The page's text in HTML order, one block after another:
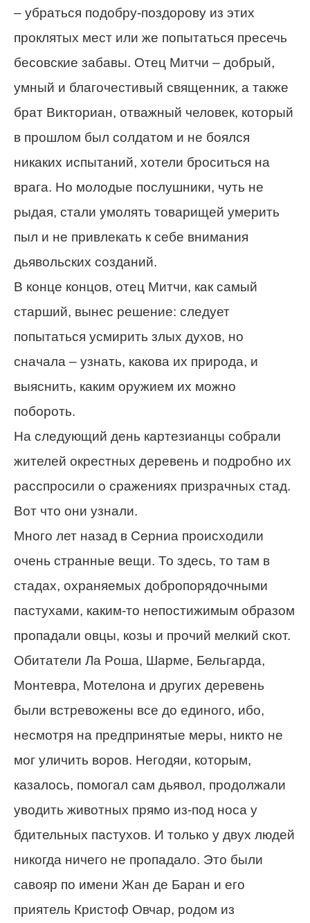
– убраться подобру-поздорову из этих
проклятых мест или же попытаться пресечь
бесовские забавы. Отец Митчи – добрый,
умный и благочестивый священник, а также
брат Викториан, отважный человек, который
в прошлом был солдатом и не боялся
никаких испытаний, хотели броситься на
врага. Но молодые послушники, чуть не
рыдая, стали умолять товарищей умерить
пыл и не привлекать к себе внимания
дьявольских созданий.
В конце концов, отец Митчи, как самый
старший, вынес решение: следует
попытаться усмирить злых духов, но
сначала – узнать, какова их природа, и
выяснить, каким оружием их можно
побороть.
На следующий день картезианцы собрали
жителей окрестных деревень и подробно их
расспросили о сражениях призрачных стад.
Вот что они узнали.
Много лет назад в Серниа происходили
очень странные вещи. То здесь, то там в
стадах, охраняемых добропорядочными
пастухами, каким-то непостижимым образом
пропадали овцы, козы и прочий мелкий скот.
Обитатели Ла Рoша, Шармe, Бельгaрда,
Монтеврa, Мотелoна и других деревень
были встревожены все до единого, ибо,
несмотря на предпринятые меры, никто не
мог уличить воров. Негодяи, которым,
казалось, помогал сам дьявол, продолжали
уводить животных прямо из-под носа у
бдительных пастухов. И только у двух людей
никогда ничего не пропадало. Это были
савояр по имени Жан де Баран и его
приятель Кристоф Овчар, родом из